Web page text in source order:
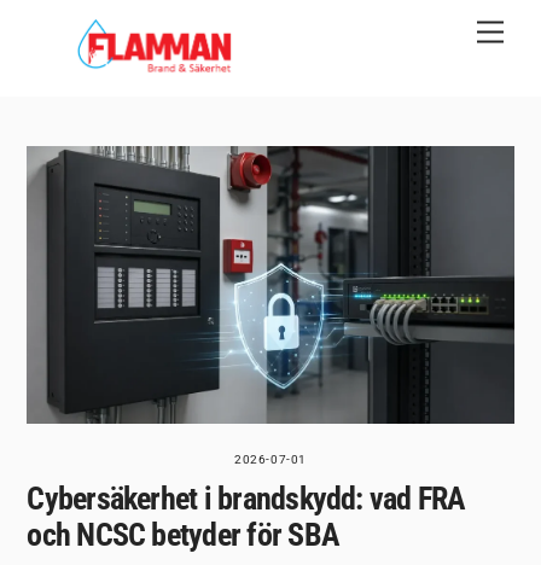
2026-07-01
Cybersäkerhet i brandskydd: vad FRA
och NCSC betyder för SBA